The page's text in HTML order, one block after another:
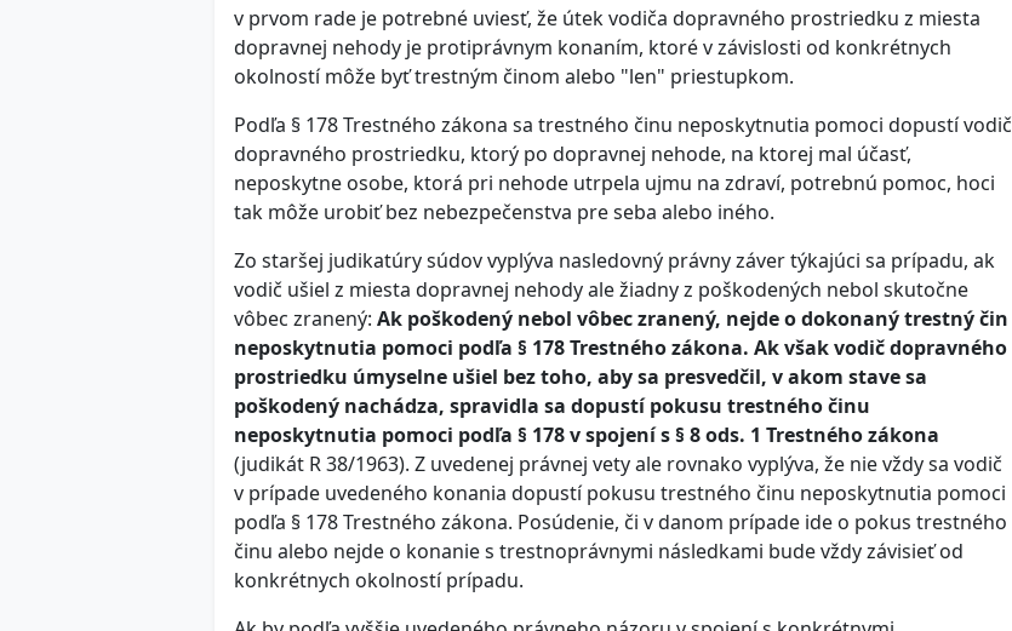
v prvom rade je potrebné uviesť, že útek vodiča dopravného prostriedku z miesta
dopravnej nehody je protiprávnym konaním, ktoré v závislosti od konkrétnych
okolností môže byť trestným činom alebo "len" priestupkom.
Podľa § 178 Trestného zákona sa trestného činu neposkytnutia pomoci dopustí vodič
dopravného prostriedku, ktorý po dopravnej nehode, na ktorej mal účasť,
neposkytne osobe, ktorá pri nehode utrpela ujmu na zdraví, potrebnú pomoc, hoci
tak môže urobiť bez nebezpečenstva pre seba alebo iného.
Zo staršej judikatúry súdov vyplýva nasledovný právny záver týkajúci sa prípadu, ak
vodič ušiel z miesta dopravnej nehody ale žiadny z poškodených nebol skutočne
vôbec zranený: Ak poškodený nebol vôbec zranený, nejde o dokonaný trestný čin
neposkytnutia pomoci podľa § 178 Trestného zákona. Ak však vodič dopravného
prostriedku úmyselne ušiel bez toho, aby sa presvedčil, v akom stave sa
poškodený nachádza, spravidla sa dopustí pokusu trestného činu
neposkytnutia pomoci podľa § 178 v spojení s § 8 ods. 1 Trestného zákona
(judikát R 38/1963). Z uvedenej právnej vety ale rovnako vyplýva, že nie vždy sa vodič
v prípade uvedeného konania dopustí pokusu trestného činu neposkytnutia pomoci
podľa § 178 Trestného zákona. Posúdenie, či v danom prípade ide o pokus trestného
činu alebo nejde o konanie s trestnoprávnymi následkami bude vždy závisieť od
konkrétnych okolností prípadu.